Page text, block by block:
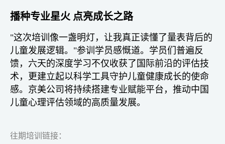
播种专业星火 点亮成长之路
"这次培训像一盏明灯，让我真正读懂了量表背后的
儿童发展逻辑。"参训学员感慨道。学员们普遍反
馈，六天的深度学习不仅收获了国际前沿的评估技
术，更建立起以科学工具守护儿童健康成长的使命
感。京美公司将持续搭建专业赋能平台，推动中国
儿童心理评估领域的高质量发展。
往期培训链接：